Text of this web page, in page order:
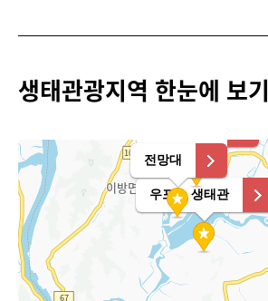
생태관광지역 한눈에 보기